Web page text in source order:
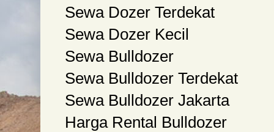
Sewa Dozer Terdekat
Sewa Dozer Kecil
Sewa Bulldozer
Sewa Bulldozer Terdekat
Sewa Bulldozer Jakarta
Harga Rental Bulldozer